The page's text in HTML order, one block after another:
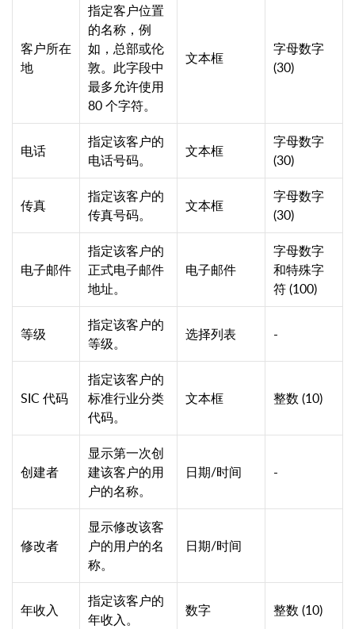
客户所在
地
指定客户位置
的名称，例
如，总部或伦
敦。此字段中
最多允许使用
80 个字符。
文本框
字母数字
(30)
电话
指定该客户的
电话号码。
文本框
字母数字
(30)
传真
指定该客户的
传真号码。
文本框
字母数字
(30)
电子邮件
指定该客户的
正式电子邮件
地址。
电子邮件
字母数字
和特殊字
符 (100)
等级
指定该客户的
等级。
选择列表 -
SIC 代码
指定该客户的
标准行业分类
代码。
文本框 整数 (10)
创建者
显示第一次创
建该客户的用
户的名称。
日期/时间 -
修改者
显示修改该客
户的用户的名
称。
日期/时间
年收入
指定该客户的
年收入。
数字 整数 (10)